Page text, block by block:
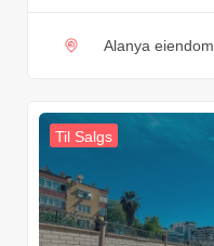
Alanya eiendom
Til Salgs